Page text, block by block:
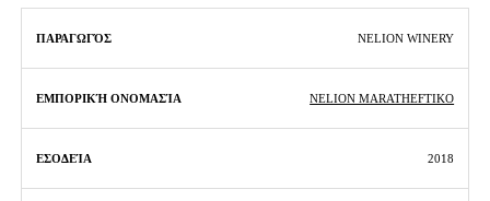
NELION WINERY
NELION MARATHEFTIKO
2018